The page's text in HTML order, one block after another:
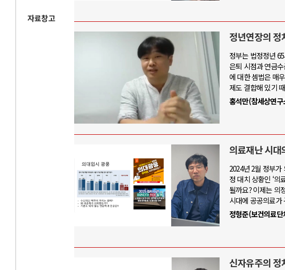
자료창고
정년연장의 정
정부는 법정정년
은퇴 시점과 연금
에 대한 셈법은 매
제도 결합해 있기
홍석만(참세상연구
의료재난 시대
2024년 2월 정부
정 대치 상황인 ‘
될까요? 이제는 의
시대에 공공의료가
정형준(보건의료단
신자유주의 정
중국 AI, 저가 공세로 글로벌 토큰 시..
AI 국부펀드 구상 놓고 미국 진보진영 ..
러시아-우크라이나 전쟁
전쟁의 추상화: 우크라이나, 대리전의
EU·우크라이나 드론 협력 직후, 러시아..
우크라이나, 덴마크, 에스토니아, 네덜
러·우크라, 대규모 공습 주고받아…민